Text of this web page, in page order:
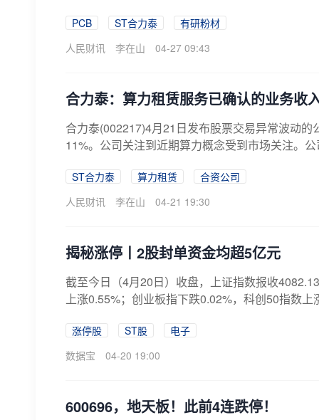
PCB ST合力泰
有研粉材
人民财讯
李在山 04-27 09:43
合力泰：算力租赁服务已确认的业务收
合力泰(002217)4月21日发布股票交易异常波动
11%。公司关注到近期算力概念受到市场关注。
ST合力泰 算力租赁
合资公司
人民财讯
李在山 04-21 19:30
揭秘涨停丨2股封单资金均超5亿元
截至今日（4月20日）收盘，上证指数报收
上涨0.55%；创业板指下跌0.02%，科创50指数上
涨停股 ST股
电子
数据宝
04-20 19:00
600696，地天板！此前4连跌停！